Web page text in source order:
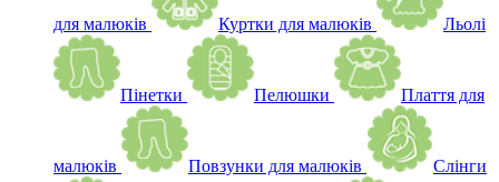
для малюків Куртки для малюків Льолі
Пінетки Пелюшки Плаття для
малюків Повзунки для малюків Слінги